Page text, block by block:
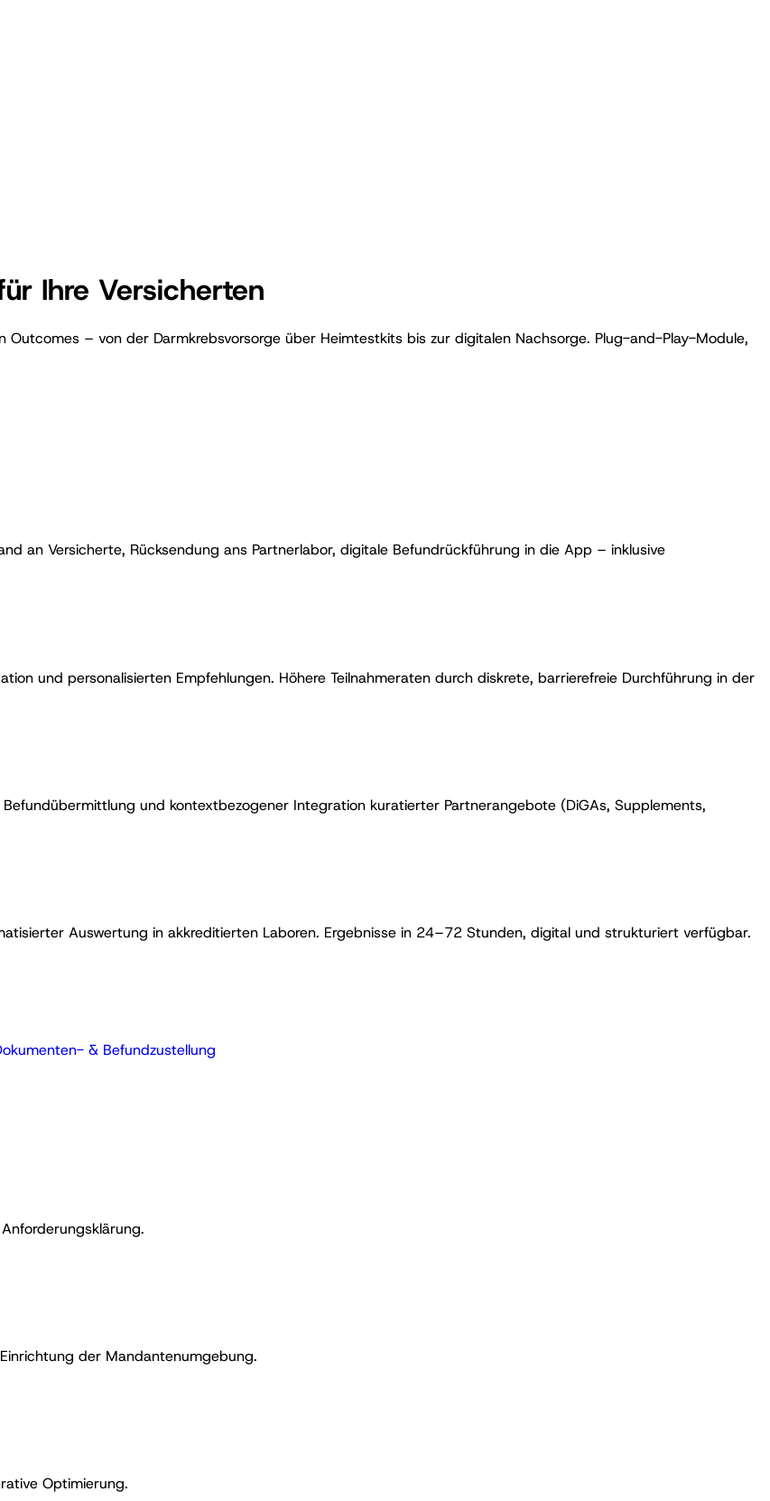
Ihre Versicherten
– von der Darmkrebsvorsorge über Heimtestkits bis zur digitalen Nachsorge. Plug-and-Play-Module,
an Versicherte, Rücksendung ans Partnerlabor, digitale Befundrückführung in die App – inklusive
und personalisierten Empfehlungen. Höhere Teilnahmeraten durch diskrete, barrierefreie Durchführung in der
und kontextbezogener Integration kuratierter Partnerangebote (DiGAs, Supplements,
Auswertung in akkreditierten Laboren. Ergebnisse in 24–72 Stunden, digital und strukturiert verfügbar.
& Befundzustellung
der Mandantenumgebung.
Optimierung.